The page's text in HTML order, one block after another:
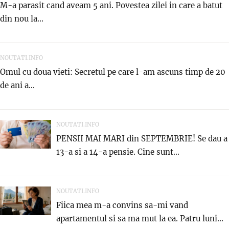
M-a parasit cand aveam 5 ani. Povestea zilei in care a batut
din nou la...
NOUTATI.INFO
Omul cu doua vieti: Secretul pe care l-am ascuns timp de 20
de ani a...
NOUTATI.INFO
PENSII MAI MARI din SEPTEMBRIE! Se dau a
13-a si a 14-a pensie. Cine sunt...
NOUTATI.INFO
Fiica mea m-a convins sa-mi vand
apartamentul si sa ma mut la ea. Patru luni...